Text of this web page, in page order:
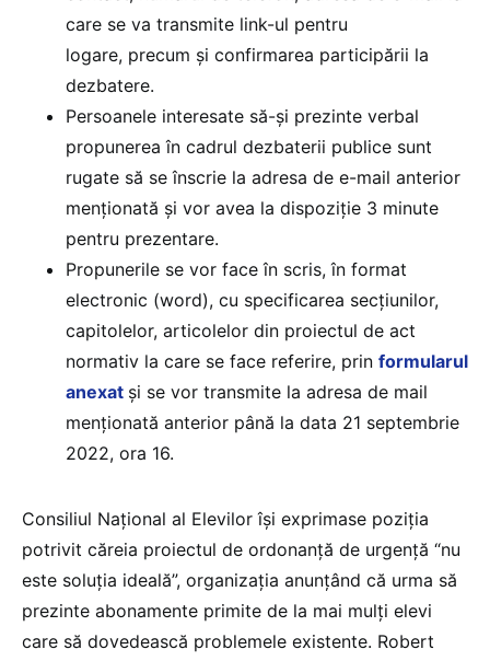
care se va transmite link-ul pentru
logare, precum și confirmarea participării la
dezbatere.
Persoanele interesate să-și prezinte verbal
propunerea în cadrul dezbaterii publice sunt
rugate să se înscrie la adresa de e-mail anterior
menționată și vor avea la dispoziție 3 minute
pentru prezentare.
Propunerile se vor face în scris, în format
electronic (word), cu specificarea secțiunilor,
capitolelor, articolelor din proiectul de act
normativ la care se face referire, prin formularul
anexat și se vor transmite la adresa de mail
menționată anterior până la data 21 septembrie
2022, ora 16.
Consiliul Național al Elevilor își exprimase poziția
potrivit căreia proiectul de ordonanță de urgență “nu
este soluția ideală”, organizația anunțând că urma să
prezinte abonamente primite de la mai mulți elevi
care să dovedească problemele existente. Robert